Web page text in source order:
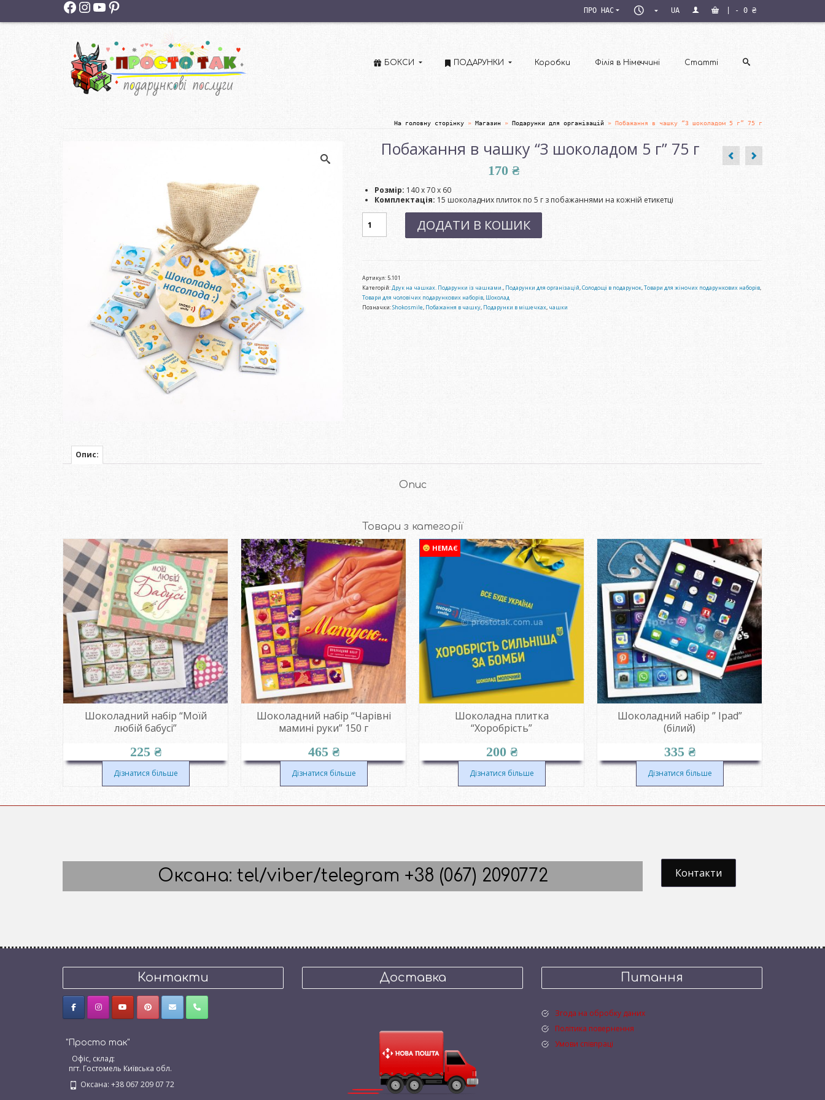
ПРО НАС
ПН–
ПТ
UA - 0 ₴
Facebook
Instagram
YouTube
Pinterest
БОКСИ ПОДАРУНКИ Коробки Філія в Німеччині Статті
На головну сторінку » Магазин » Подарунки для організацій » Побажання в чашку “З шоколадом 5 г” 75 г
Побажання в чашку “З шоколадом 5 г” 75 г
170₴
Розмір: 140 х 70 х 60
Комплектація: 15 шоколадних плиток по 5 г з побажаннями на кожній етикетці
Побажання
чашку
г"
75
г
кількість
ДОДАТИ В КОШИК
Артикул:5.101
Категорій:Друк на чашках. Подарунки із чашками., Подарунки для організацій,Солодощі в подарунок,Товари для жіночих подарункових наборів,
Товари для чоловічих подарункових наборів, Шоколад
Позначки:Shokosmile, Побажання в чашку, Подарунки в мішечках, чашки
Опис:
Опис
Товари з категорії
Шоколадний набір “Моїй
любій бабусі”
225 ₴
Дізнатися більше
Шоколадний набір “Чарівні
мамині руки” 150 г
465 ₴
Дізнатися більше
НЕМАЄ
Шоколадна плитка
“Хоробрість”
200 ₴
Дізнатися більше
Шоколадний набір ” Ipad”
(білий)
335 ₴
Дізнатися більше
Оксана: tel/viber/telegram +38 (067) 2090772 Контакти
Контакти
"Просто так"
Офіс, склад:
пгт. Гостомель Київська обл.
Оксана: +38 067 209 07 72
Доставка Питання
Згода на обробку даних
Політика повернення
Умови співпраці